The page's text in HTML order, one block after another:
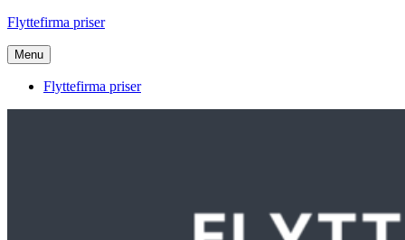
Videre
indhold
Flyttefirma priser
Menu
Flyttefirma priser